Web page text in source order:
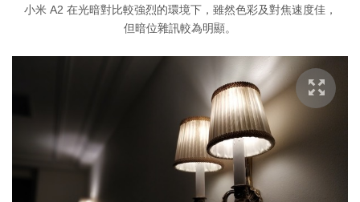
小米 A2 在光暗對比較強烈的環境下，雖然色彩及對焦速度佳，
但暗位雜訊較為明顯。